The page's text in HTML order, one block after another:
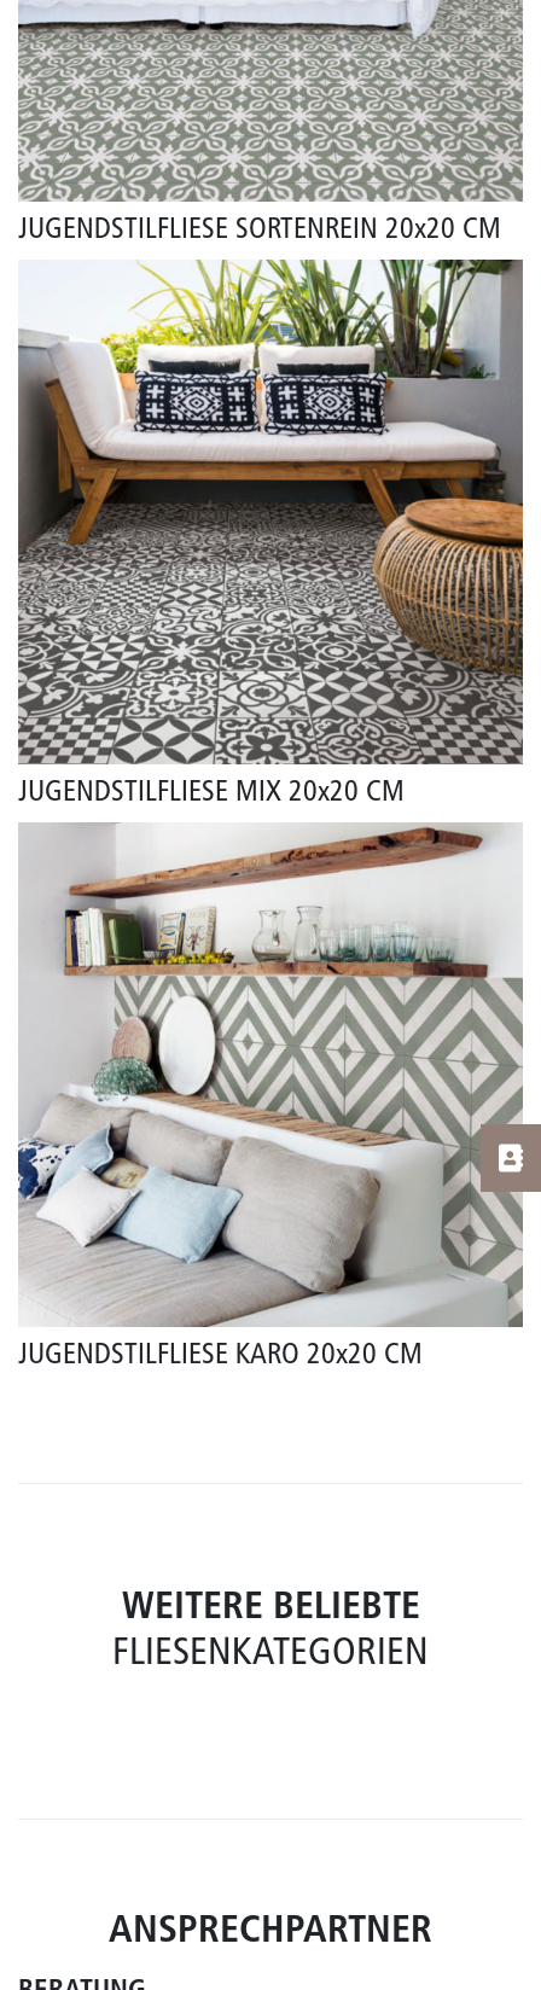
JUGENDSTILFLIESE SORTENREIN 20x20 CM
JUGENDSTILFLIESE MIX 20x20 CM
JUGENDSTILFLIESE KARO 20x20 CM
WEITERE BELIEBTE
FLIESENKATEGORIEN
ANSPRECHPARTNER